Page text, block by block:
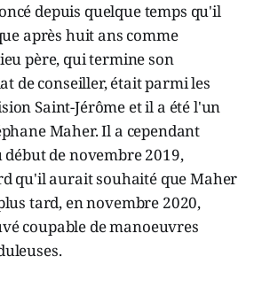
depuis quelque temps qu'il
après huit ans comme
père, qui termine son
de conseiller, était parmi les
Saint-Jérôme et il a été l'un
Maher. Il a cependant
de novembre 2019,
qu'il aurait souhaité que Maher
tard, en novembre 2020,
coupable de manoeuvres